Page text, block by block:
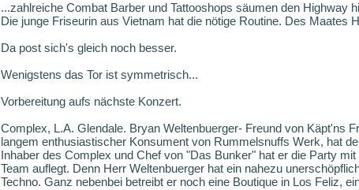
...zahlreiche Combat Barber und Tattooshops säumen den Highway
Die junge Friseurin aus Vietnam hat die nötige Routine. Des Maates
Da post sich's gleich noch besser.
Wenigstens das Tor ist symmetrisch...
Vorbereitung aufs nächste Konzert.
Complex, L.A. Glendale. Bryan Weltenbuerger- Freund von Käpt'ns
langem enthusiastischer Konsument von Rummelsnuffs Werk, hat
Inhaber des Complex und Chef von "Das Bunker" hat er die Party
Team auflegt. Denn Herr Weltenbuerger hat ein nahezu
Techno. Ganz nebenbei betreibt er noch eine Boutique in Los Feliz,